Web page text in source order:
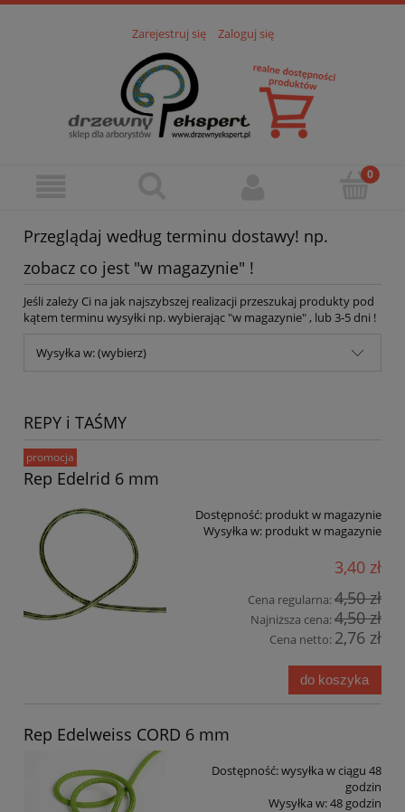
Zarejestruj się Zaloguj się
Przeglądaj według terminu dostawy! np.
zobacz co jest "w magazynie" !
Jeśli zależy Ci na jak najszybszej realizacji przeszukaj produkty pod
kątem terminu wysyłki np. wybierając "w magazynie" , lub 3-5 dni !
Wysyłka w: (wybierz)
REPY i TAŚMY
Rep Edelrid 6 mm
Dostępność: produkt w magazynie
Wysyłka w: produkt w magazynie
3,40 zł
Cena regularna:4,50 zł
Najniższa cena:4,50 zł
Cena netto: 2,76 zł
do koszyka
promocja
Rep Edelweiss CORD 6 mm
Dostępność:wysyłka w ciągu 48
godzin
Wysyłka w:48 godzin